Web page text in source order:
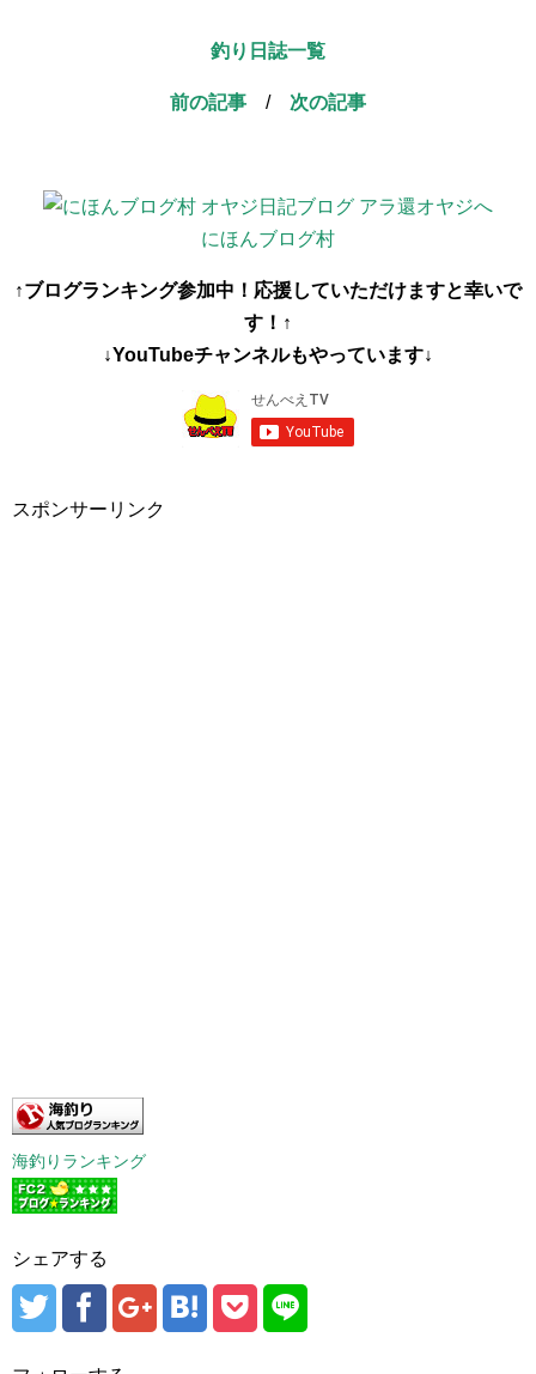
釣り日誌一覧
前の記事 / 次の記事
にほんブログ村
↑ブログランキング参加中！応援していただけますと幸いで
す！↑
↓YouTubeチャンネルもやっています↓
スポンサーリンク
海釣りランキング
シェアする